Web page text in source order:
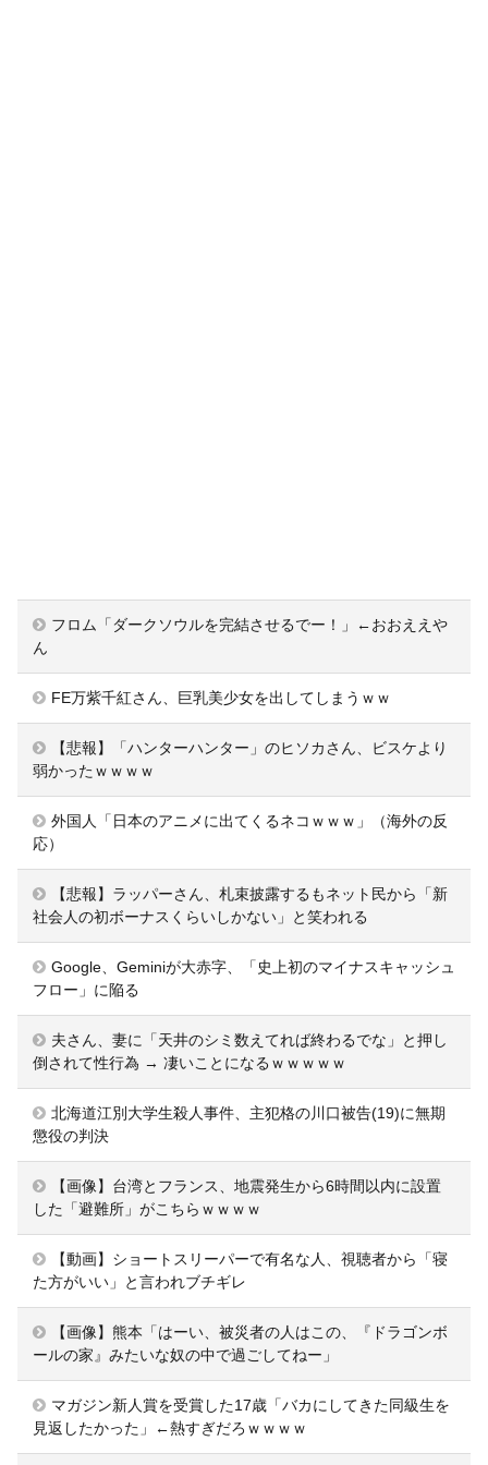
フロム「ダークソウルを完結させるでー！」←おおええや
ん
FE万紫千紅さん、巨乳美少女を出してしまうｗｗ
【悲報】「ハンターハンター」のヒソカさん、ビスケより
弱かったｗｗｗｗ
外国人「日本のアニメに出てくるネコｗｗｗ」（海外の反
応）
【悲報】ラッパーさん、札束披露するもネット民から「新
社会人の初ボーナスくらいしかない」と笑われる
Google、Geminiが大赤字、「史上初のマイナスキャッシュ
フロー」に陥る
夫さん、妻に「天井のシミ数えてれば終わるでな」と押し
倒されて性行為 → 凄いことになるｗｗｗｗｗ
北海道江別大学生殺人事件、主犯格の川口被告(19)に無期
懲役の判決
【画像】台湾とフランス、地震発生から6時間以内に設置
した「避難所」がこちらｗｗｗｗ
【動画】ショートスリーパーで有名な人、視聴者から「寝
た方がいい」と言われブチギレ
【画像】熊本「はーい、被災者の人はこの、『ドラゴンボ
ールの家』みたいな奴の中で過ごしてねー」
マガジン新人賞を受賞した17歳「バカにしてきた同級生を
見返したかった」←熱すぎだろｗｗｗｗ